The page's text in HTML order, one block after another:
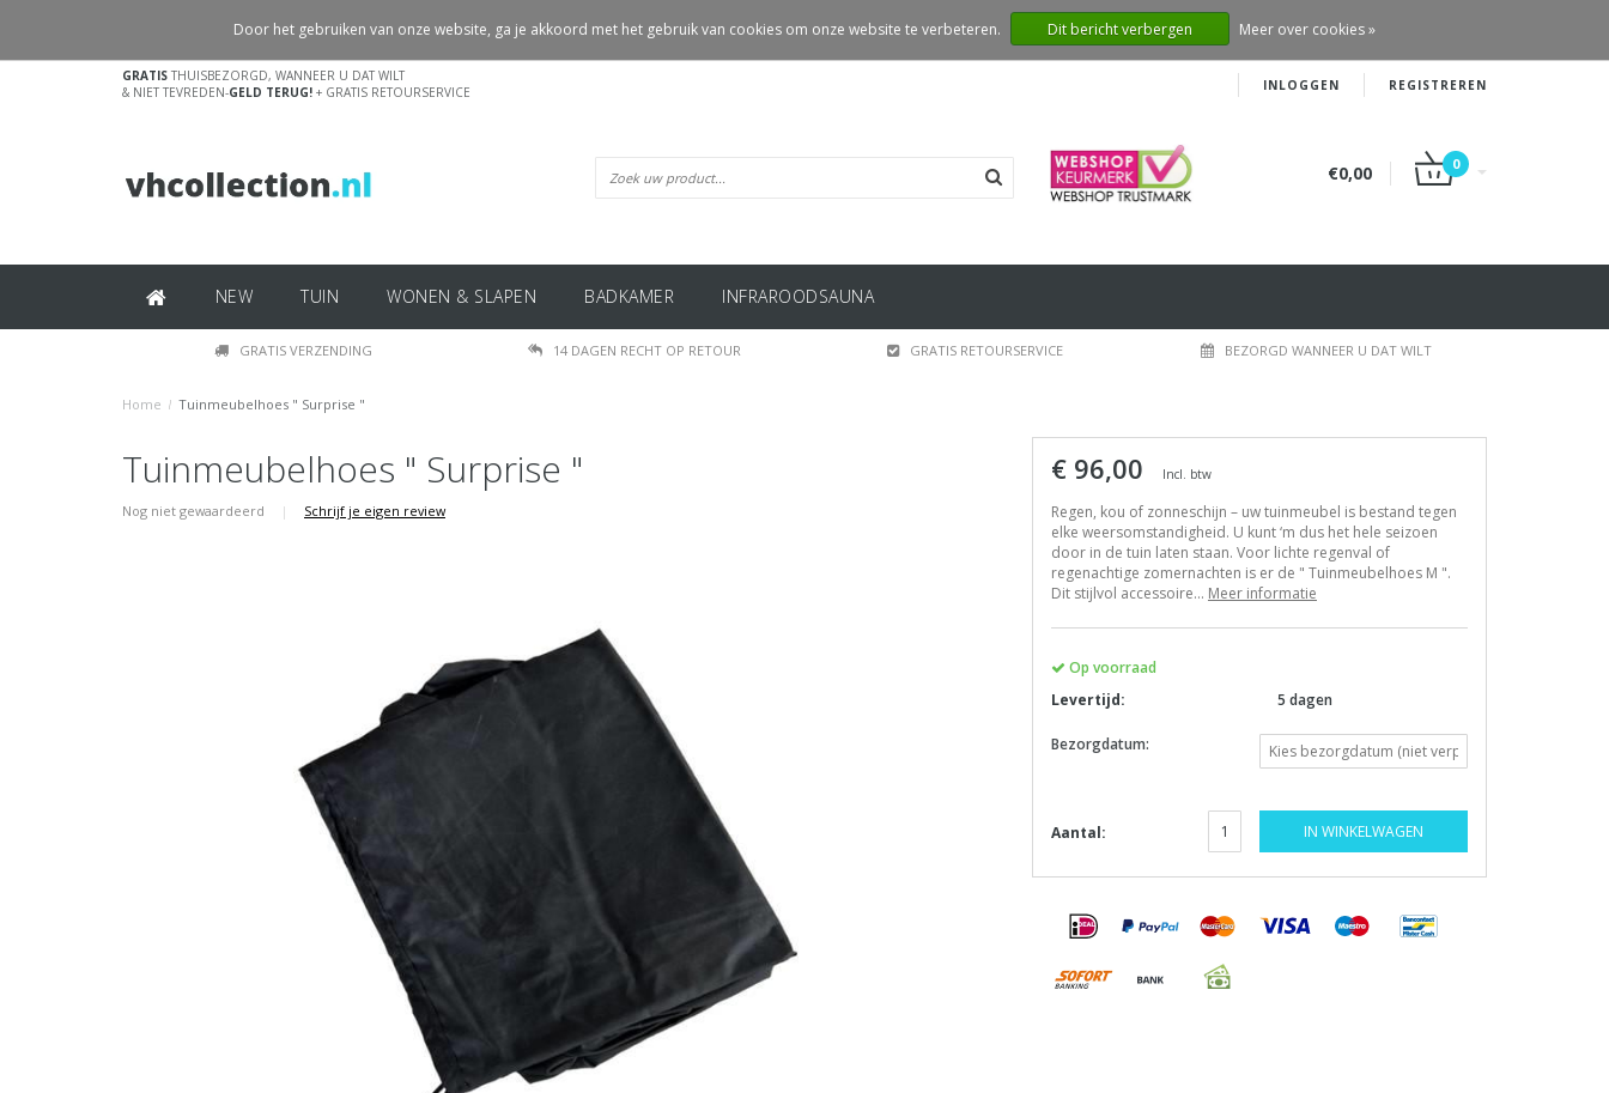
INLOGGEN REGISTREREN
GRATIS THUISBEZORGD, WANNEER U DAT WILT
& NIET TEVREDEN-GELD TERUG! + GRATIS RETOURSERVICE
€0,00 0
NEW TUIN WONEN & SLAPEN BADKAMER INFRAROODSAUNA
GRATIS VERZENDING 14 DAGEN RECHT OP RETOUR GRATIS RETOURSERVICE BEZORGD WANNEER U DAT WILT
Home / Tuinmeubelhoes " Surprise "
Tuinmeubelhoes " Surprise "
Nog niet gewaardeerd | Schrijf je eigen review
€ 96,00 Incl. btw
Regen, kou of zonneschijn – uw tuinmeubel is bestand tegen
elke weersomstandigheid. U kunt ‘m dus het hele seizoen
door in de tuin laten staan. Voor lichte regenval of
regenachtige zomernachten is er de " Tuinmeubelhoes M ".
Dit stijlvol accessoire... Meer informatie
Op voorraad
Levertijd:
5 dagen
Bezorgdatum:
Aantal: IN WINKELWAGEN
Door het gebruiken van onze website, ga je akkoord met het gebruik van cookies om onze website te verbeteren. Dit bericht verbergen Meer over cookies »